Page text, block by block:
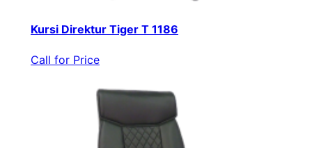
Kursi Direktur Tiger T 1186
Call for Price